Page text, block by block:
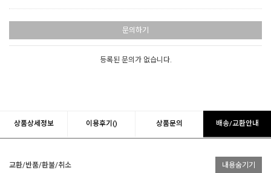
문의하기
등록된 문의가 없습니다.
상품상세정보 이용후기() 상품문의 배송/교환안내
교환/반품/환불/취소 내용숨기기